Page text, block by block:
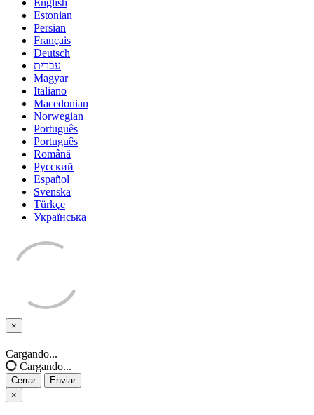
English
Estonian
Persian
Français
Deutsch
עברית
Magyar
Italiano
Macedonian
Norwegian
Português
Português
Română
Русский
Español
Svenska
Türkçe
Українська
×
Cerrar
Cargando...
Cargando...
Cerrar
Enviar
×